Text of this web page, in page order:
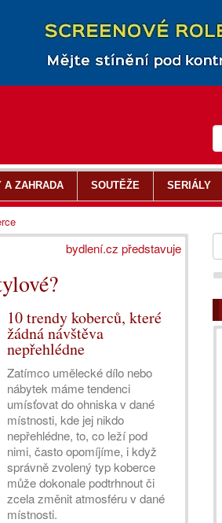
bydlení.cz představuje
10 trendy koberců, které
žádná návštěva
nepřehlédne
Zatímco umělecké dílo nebo
nábytek máme tendenci
umísťovat do ohniska v dané
místnosti, kde jej nikdo
nepřehlédne, to, co leží pod
nimi, často opomíjíme, i když
správně zvolený typ koberce
může dokonale podtrhnout či
zcela změnit atmosféru v dané
místnosti.
A ZAHRADA SOUTĚŽE SERIÁLY